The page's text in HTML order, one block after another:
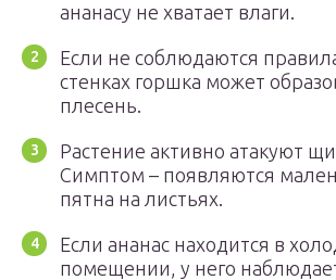
ананасу не хватает влаги.
Если не соблюдаются
стенках горшка может
плесень.
Растение активно атакуют
Симптом – появляются
пятна на листьях.
Если ананас находится в
помещении, у него